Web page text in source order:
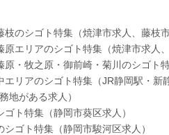
枝のシゴト特集（焼津市求人、藤枝市
原エリアのシゴト特集（焼津市求人
原・牧之原・御前崎・菊川のシゴト
エリアのシゴト特集（JR静岡駅・新
地がある求人）
ゴト特集（静岡市葵区求人）
シゴト特集（静岡市駿河区求人）